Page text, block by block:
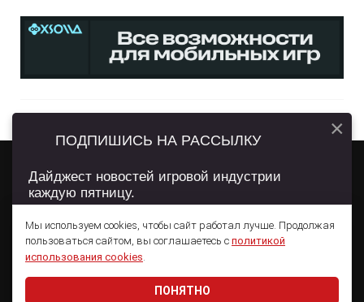
Сетевое издание App2Top
Мы используем cookies, чтобы сайт работал лучше. Продолжая
пользоваться сайтом, вы соглашаетесь с политикой
использования cookies.
ПОНЯТНО
ПОДПИШИСЬ НА РАССЫЛКУ
Дайджест новостей игровой индустрии
каждую пятницу.
Даю согласие на обработкуперсональных данных
×